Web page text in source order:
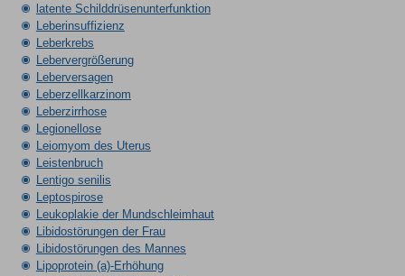
latente Schilddrüsenunterfunktion
Leberinsuffizienz
Leberkrebs
Lebervergrößerung
Leberversagen
Leberzellkarzinom
Leberzirrhose
Legionellose
Leiomyom des Uterus
Leistenbruch
Lentigo senilis
Leptospirose
Leukoplakie der Mundschleimhaut
Libidostörungen der Frau
Libidostörungen des Mannes
Lipoprotein (a)-Erhöhung